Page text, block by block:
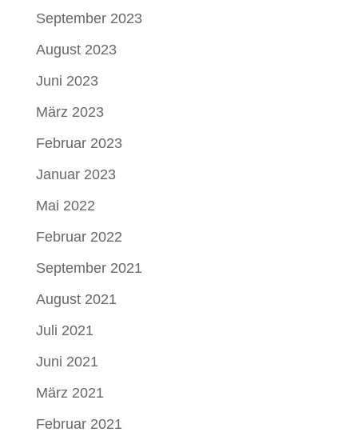
September 2023
August 2023
Juni 2023
März 2023
Februar 2023
Januar 2023
Mai 2022
Februar 2022
September 2021
August 2021
Juli 2021
Juni 2021
März 2021
Februar 2021